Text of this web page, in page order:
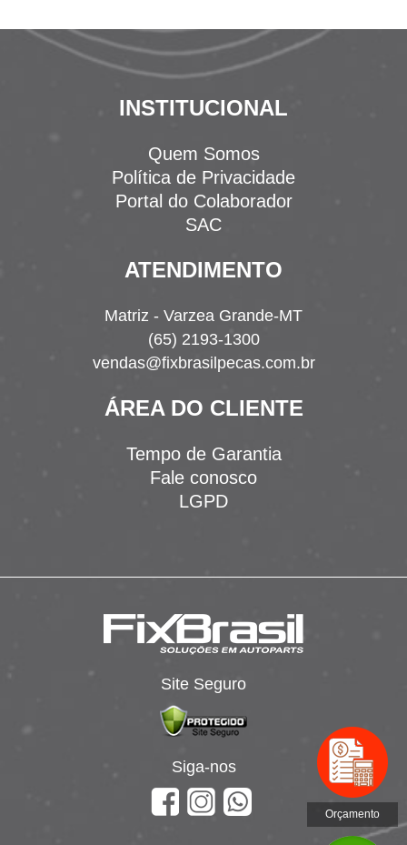
INSTITUCIONAL
Quem Somos
Política de Privacidade
Portal do Colaborador
SAC
ATENDIMENTO
Matriz - Varzea Grande-MT
(65) 2193-1300
vendas@fixbrasilpecas.com.br
ÁREA DO CLIENTE
Tempo de Garantia
Fale conosco
LGPD
Site Seguro
Siga-nos
Orçamento